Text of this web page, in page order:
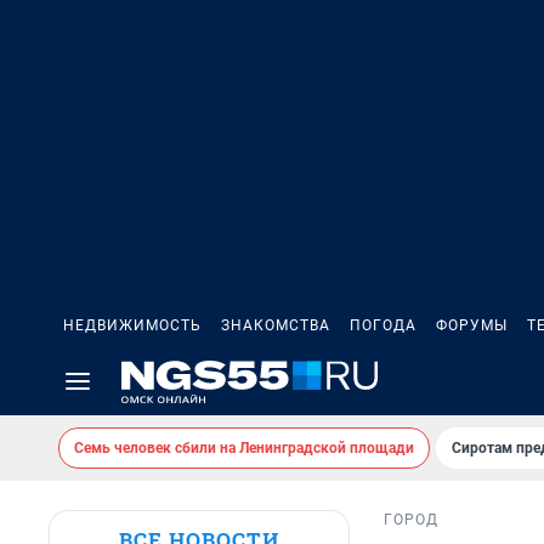
НЕДВИЖИМОСТЬ ЗНАКОМСТВА ПОГОДА ФОРУМЫ
Семь человек сбили на Ленинградской площади Сиротам
ГОРОД